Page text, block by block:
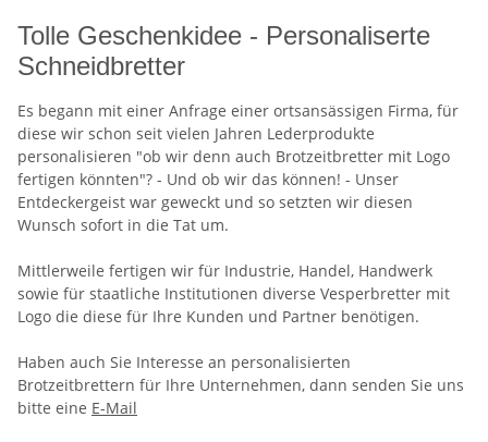
Tolle Geschenkidee - Personaliserte
Schneidbretter
Es begann mit einer Anfrage einer ortsansässigen Firma, für
diese wir schon seit vielen Jahren Lederprodukte
personalisieren "ob wir denn auch Brotzeitbretter mit Logo
fertigen könnten"? - Und ob wir das können! - Unser
Entdeckergeist war geweckt und so setzten wir diesen
Wunsch sofort in die Tat um.
Mittlerweile fertigen wir für Industrie, Handel, Handwerk
sowie für staatliche Institutionen diverse Vesperbretter mit
Logo die diese für Ihre Kunden und Partner benötigen.
Haben auch Sie Interesse an personalisierten
Brotzeitbrettern für Ihre Unternehmen, dann senden Sie uns
bitte eine E-Mail